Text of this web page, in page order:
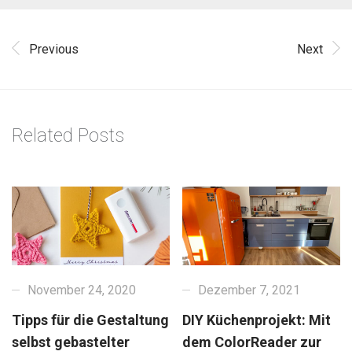
Previous Next
Related Posts
November 24, 2020
Tipps für die Gestaltung
selbst gebastelter
Dezember 7, 2021
DIY Küchenprojekt: Mit
dem ColorReader zur